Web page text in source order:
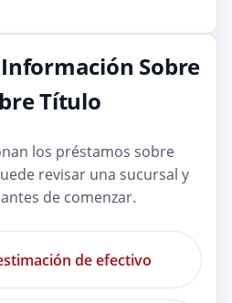
Sobre
Título
los préstamos sobre
revisar una sucursal y
de comenzar.
de efectivo